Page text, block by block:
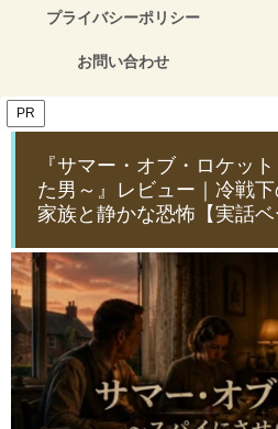
プライバシーポリシー
お問い合わせ
PR
『サマー・オブ・ロケッ
た男～』レビュー｜冷戦
家族と静かな恐怖【実話ベ